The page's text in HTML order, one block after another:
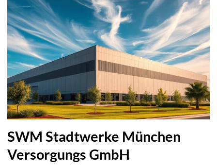
SWM Stadtwerke München
Versorgungs GmbH